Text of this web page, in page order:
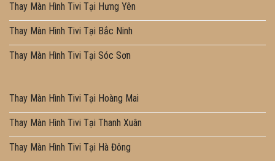
Thay Màn Hình Tivi Tại Hưng Yên
Thay Màn Hình Tivi Tại Bắc Ninh
Thay Màn Hình Tivi Tại Sóc Sơn
Thay Màn Hình Tivi Tại Hoàng Mai
Thay Màn Hình Tivi Tại Thanh Xuân
Thay Màn Hình Tivi Tại Hà Đông